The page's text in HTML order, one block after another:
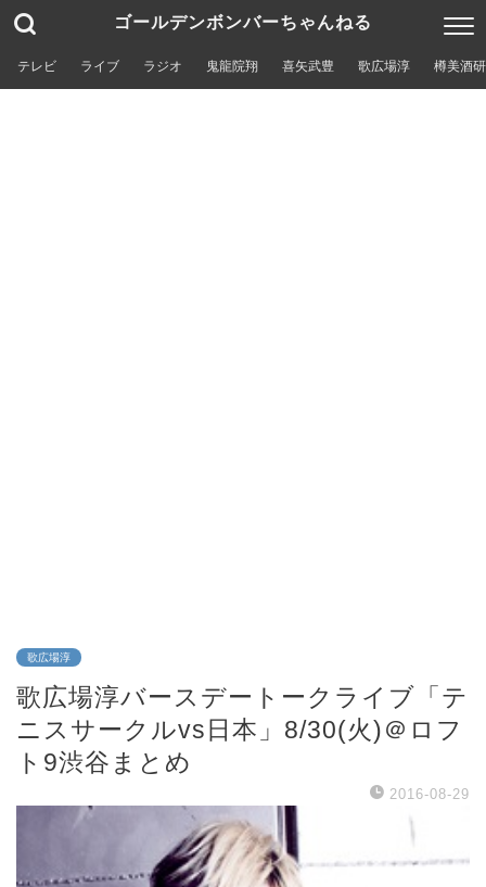
ゴールデンボンバーちゃんねる
テレビ ライブ ラジオ 鬼龍院翔 喜矢武豊 歌広場淳 樽美酒
歌広場淳
歌広場淳バースデートークライブ「テ
ニスサークルvs日本」8/30(火)＠ロフ
ト9渋谷まとめ
2016-08-29